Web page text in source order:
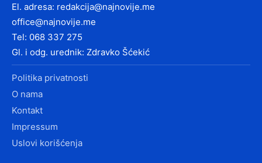
El. adresa: redakcija@najnovije.me
office@najnovije.me
Tel: 068 337 275
Gl. i odg. urednik: Zdravko Šćekić
Politika privatnosti
O nama
Kontakt
Impressum
Uslovi korišćenja